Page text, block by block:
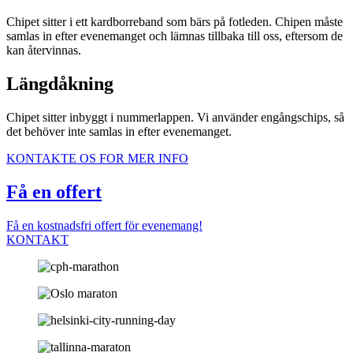
Chipet sitter i ett kardborreband som bärs på fotleden. Chipen måste
samlas in efter evenemanget och lämnas tillbaka till oss, eftersom de
kan återvinnas.
Längdåkning
Chipet sitter inbyggt i nummerlappen. Vi använder engångschips, så
det behöver inte samlas in efter evenemanget.
KONTAKTE OS FOR MER INFO
Få en offert
Få en kostnadsfri offert för evenemang!
KONTAKT